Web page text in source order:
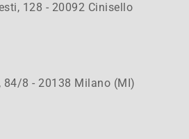
128 - 20092 Cinisello
84/8 - 20138 Milano (MI)